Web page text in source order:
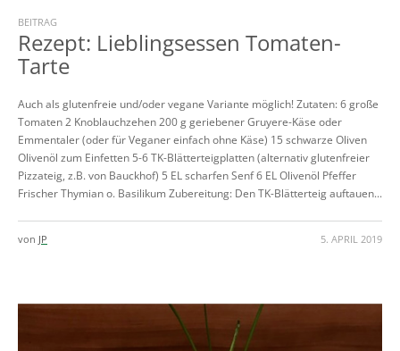
BEITRAG
Rezept: Lieblingsessen Tomaten-
Tarte
Auch als glutenfreie und/oder vegane Variante möglich! Zutaten: 6 große
Tomaten 2 Knoblauchzehen 200 g geriebener Gruyere-Käse oder
Emmentaler (oder für Veganer einfach ohne Käse) 15 schwarze Oliven
Olivenöl zum Einfetten 5-6 TK-Blätterteigplatten (alternativ glutenfreier
Pizzateig, z.B. von Bauckhof) 5 EL scharfen Senf 6 EL Olivenöl Pfeffer
Frischer Thymian o. Basilikum Zubereitung: Den TK-Blätterteig auftauen...
5. APRIL 2019
von JP